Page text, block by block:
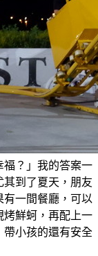
福？」我的答案一
其到了夏天，朋友
一間餐廳，可以
烤鮮蚵，再配上一
帶小孩的還有安全